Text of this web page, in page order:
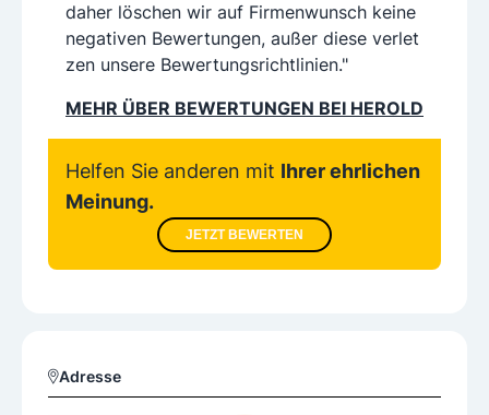
daher löschen wir auf Firmenwunsch keine
negativen Bewertungen, außer diese verlet
zen unsere Bewertungsrichtlinien."
MEHR ÜBER BEWERTUNGEN BEI HEROLD
Helfen Sie anderen mit Ihrer ehrlichen
Meinung.
JETZT BEWERTEN
Adresse